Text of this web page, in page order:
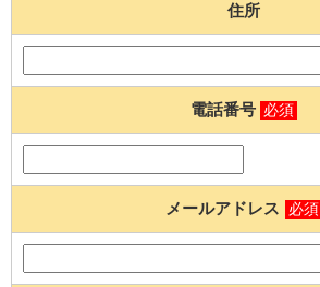
住所
電話番号 必須
メールアドレス 必須